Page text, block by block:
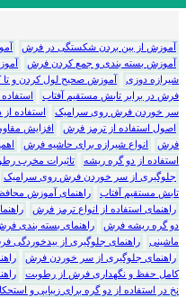
آموزش از بین بردن شکستگی در فرش
آموزش بسته بندی و جمع کردن فرش
شیرازه دوزی
آموزش صحیح لول کردن و
فرش در برابر تابش مستقیم آفتاب
سر خوردن فرش روی سرامیک
استفاده
اصول استفاده از ترمز فرش
افزایش
فرش
انواع شیرازه برای حاشیه فرش
استفاده از دو گره ریشه
تاثیرات مخرب
جلوگیری از سر خوردن فرش روی سرامیک
تابش مستقیم آفتاب
راهنمای آموزش
راهنمای استفاده از انواع ترمز فرش
دو گره ریشه فرش
راهنمای بسته بندی
ماشینی
راهنمای جلوگیری از بیدخوردگی
راهنمای جلوگیری از سر خوردن فرش
کامل حفظ و نگهداری فرش از رطوبت
نخ در استفاده از دو گره برای زیبایی و